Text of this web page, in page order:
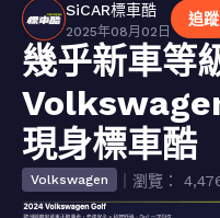
SiCAR標車酷
2025年08月02日
追蹤
幾乎新車等
現身標車酷
Volkswagen ｜瀏覽：